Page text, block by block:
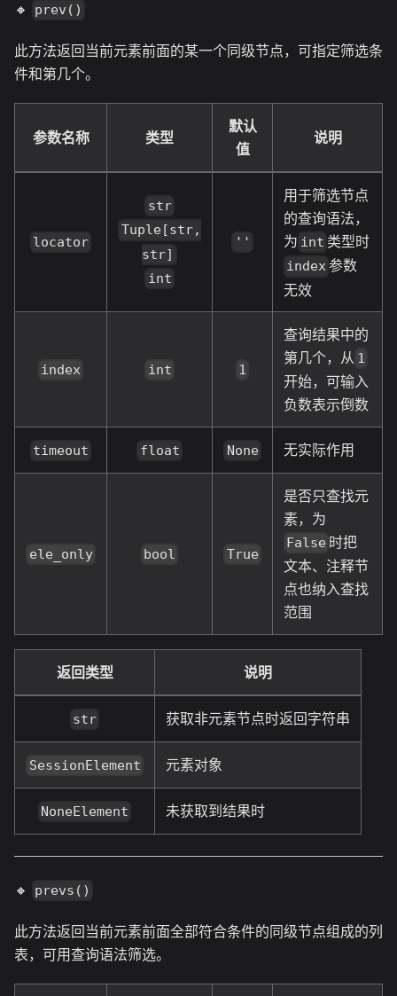
🔸 prev()
此方法返回当前元素前面的某一个同级节点，可指定筛选条
件和第几个。
参数名称 类型
默认
值
说明
locator
str
Tuple[str,
str]
int
''
用于筛选节点
的查询语法，
为 int 类型时
index参数
无效
index int 1
查询结果中的
第几个，从 1
开始，可输入
负数表示倒数
timeout float None 无实际作用
ele_only bool True
是否只查找元
素，为
False 时把
文本、注释节
点也纳入查找
范围
返回类型 说明
str 获取非元素节点时返回字符串
SessionElement 元素对象
NoneElement 未获取到结果时
🔸 prevs()
此方法返回当前元素前面全部符合条件的同级节点组成的列
表，可用查询语法筛选。